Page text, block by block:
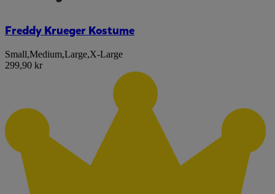
Freddy Krueger Kostume
Small,Medium,Large,X-Large
299,90 kr